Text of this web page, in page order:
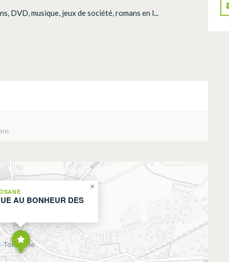
DVD, musique, jeux de société, romans en l...
AU BONHEUR DES
×